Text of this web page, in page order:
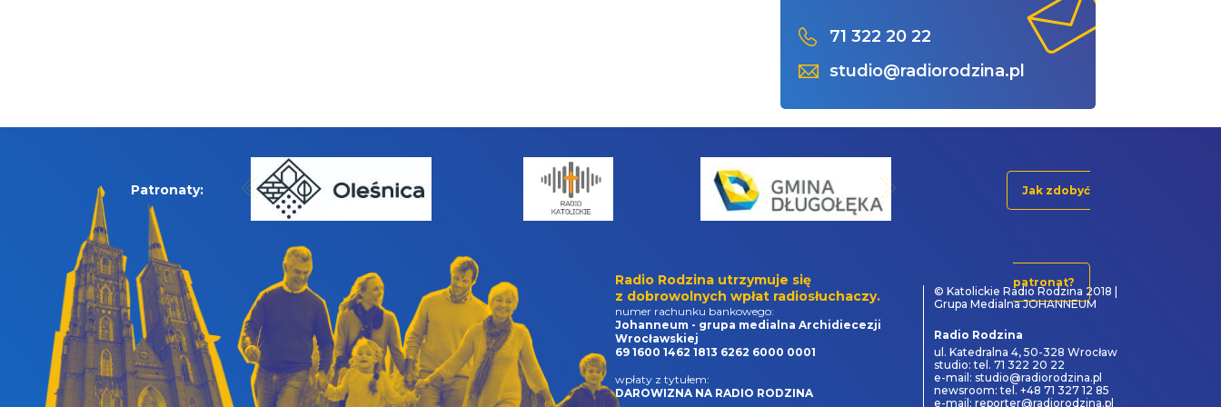
71 322 20 22
studio@radiorodzina.pl
Patronaty: Jak zdobyć
patronat?
Radio Rodzina utrzymuje się
z dobrowolnych wpłat radiosłuchaczy.
numer rachunku bankowego:
Johanneum - grupa medialna Archidiecezji
Wrocławskiej
69 1600 1462 1813 6262 6000 0001
wpłaty z tytułem:
DAROWIZNA NA RADIO RODZINA
© Katolickie Radio Rodzina 2018 |
Grupa Medialna JOHANNEUM
Radio Rodzina
ul. Katedralna 4, 50-328 Wrocław
studio: tel. 71 322 20 22
e-mail: studio@radiorodzina.pl
newsroom: tel. +48 71 327 12 85
e-mail: reporter@radiorodzina.pl